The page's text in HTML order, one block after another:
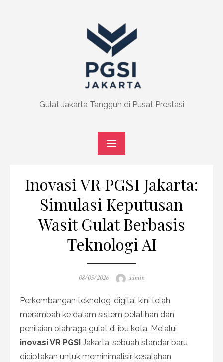
Gulat Jakarta Tangguh di Pusat Prestasi
Inovasi VR PGSI Jakarta:
Simulasi Keputusan
Wasit Gulat Berbasis
Teknologi AI
Posted
08/05/2026 Author
admin
Perkembangan teknologi digital kini telah
merambah ke dalam sistem pelatihan dan
penilaian olahraga gulat di ibu kota. Melalui
inovasi VR PGSI Jakarta, sebuah standar baru
diciptakan untuk meminimalisir kesalahan